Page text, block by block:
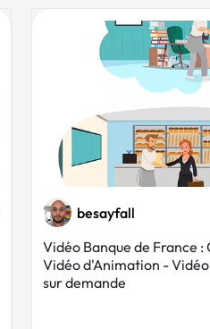
besayfall
Vidéo Banque de France :
Vidéo d'Animation -
sur demande